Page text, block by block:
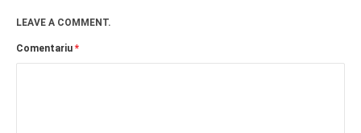
LEAVE A COMMENT.
Comentariu *